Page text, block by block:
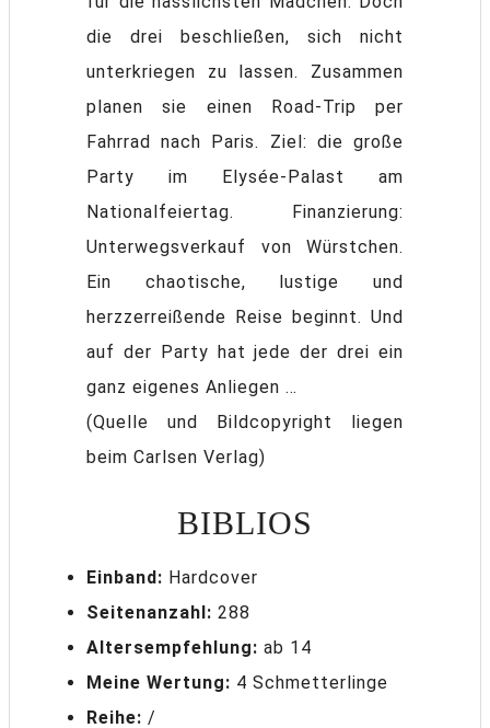
die drei beschließen, sich nicht
unterkriegen zu lassen. Zusammen
planen sie einen Road-Trip per
Fahrrad nach Paris. Ziel: die große
Party im Elysée-Palast am
Nationalfeiertag. Finanzierung:
Unterwegsverkauf von Würstchen.
Ein chaotische, lustige und
herzzerreißende Reise beginnt. Und
auf der Party hat jede der drei ein
ganz eigenes Anliegen …
(Quelle und Bildcopyright liegen
beim Carlsen Verlag)
BIBLIOS
Einband: Hardcover
Seitenanzahl: 288
Altersempfehlung: ab 14
Meine Wertung: 4 Schmetterlinge
Reihe: /